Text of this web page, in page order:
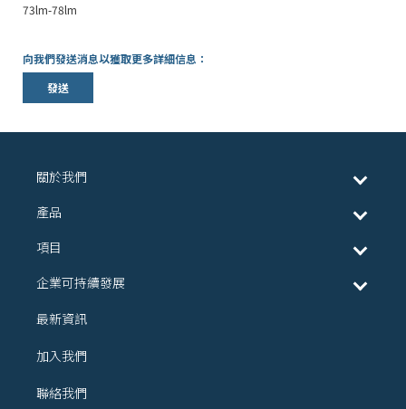
73lm-78lm
向我們發送消息以獲取更多詳細信息：
發送
關於我們
產品
項目
企業可持續發展
最新資訊
加入我們
聯絡我們